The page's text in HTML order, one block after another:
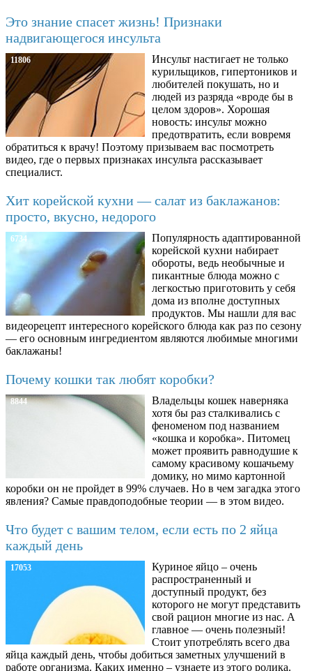
Это знание спасет жизнь! Признаки
надвигающегося инсульта
11806
Инсульт настигает не только
курильщиков, гипертоников и
любителей покушать, но и
людей из разряда «вроде бы в
целом здоров». Хорошая
новость: инсульт можно
предотвратить, если вовремя
обратиться к врачу! Поэтому призываем вас посмотреть
видео, где о первых признаках инсульта рассказывает
специалист.
Хит корейской кухни — салат из баклажанов:
просто, вкусно, недорого
6734
Популярность адаптированной
корейской кухни набирает
обороты, ведь необычные и
пикантные блюда можно с
легкостью приготовить у себя
дома из вполне доступных
продуктов. Мы нашли для вас
видеорецепт интересного корейского блюда как раз по сезону
— его основным ингредиентом являются любимые многими
баклажаны!
Почему кошки так любят коробки?
8844
Владельцы кошек наверняка
хотя бы раз сталкивались с
феноменом под названием
«кошка и коробка». Питомец
может проявить равнодушие к
самому красивому кошачьему
домику, но мимо картонной
коробки он не пройдет в 99% случаев. Но в чем загадка этого
явления? Самые правдоподобные теории — в этом видео.
Что будет с вашим телом, если есть по 2 яйца
каждый день
17053
Куриное яйцо – очень
распространенный и
доступный продукт, без
которого не могут представить
свой рацион многие из нас. А
главное — очень полезный!
Стоит употреблять всего два
яйца каждый день, чтобы добиться заметных улучшений в
работе организма. Каких именно – узнаете из этого ролика.